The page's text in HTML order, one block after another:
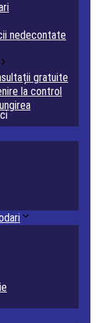
nedecontate
gratuite
la control